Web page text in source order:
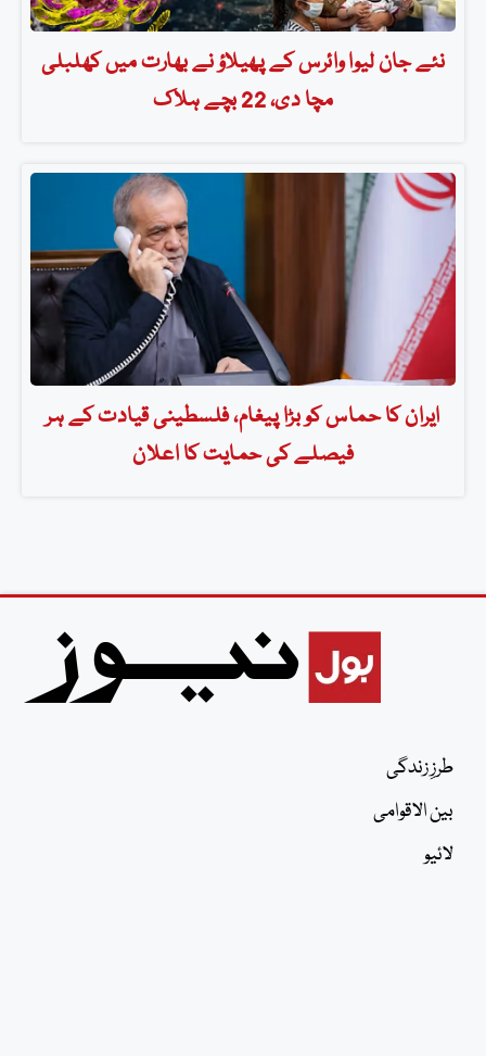
نئے جان لیوا وائرس کے پھیلاؤ نے بھارت میں کھلبلی
مچا دی، 22 بچے ہلاک
ایران کا حماس کو بڑا پیغام، فلسطینی قیادت کے ہر
فیصلے کی حمایت کا اعلان
طرزِ زندگی
بین الاقوامی
لائیو